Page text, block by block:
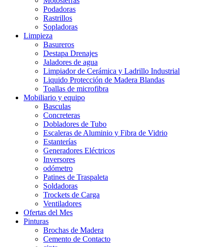
Podadoras
Rastrillos
Sopladoras
Limpieza
Basureros
Destapa Drenajes
Jaladores de agua
Limpiador de Cerámica y Ladrillo Industrial
Liquido Protección de Madera Blandas
Toallas de microfibra
Mobiliario y equipo
Basculas
Concreteras
Dobladores de Tubo
Escaleras de Aluminio y Fibra de Vidrio
Estanterías
Generadores Eléctricos
Inversores
odómetro
Patines de Traspaleta
Soldadoras
Trockets de Carga
Ventiladores
Ofertas del Mes
Pinturas
Brochas de Madera
Cemento de Contacto